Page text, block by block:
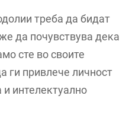
треба да бидат
да почувствува дека
сте во своите
ги привлече личност
и интелектуално